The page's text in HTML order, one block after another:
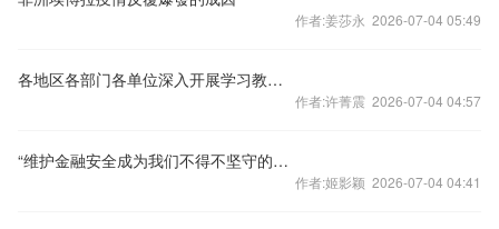
作者:姜莎永 2026-07-04 05:49
各地区各部门各单位深入开展学习教育——多为群众做好事、办实事、解难事
作者:许菁震 2026-07-04 04:57
“维护金融安全成为我们不得不坚守的底线”｜首席访谈㉑
作者:姬影颖 2026-07-04 04:41